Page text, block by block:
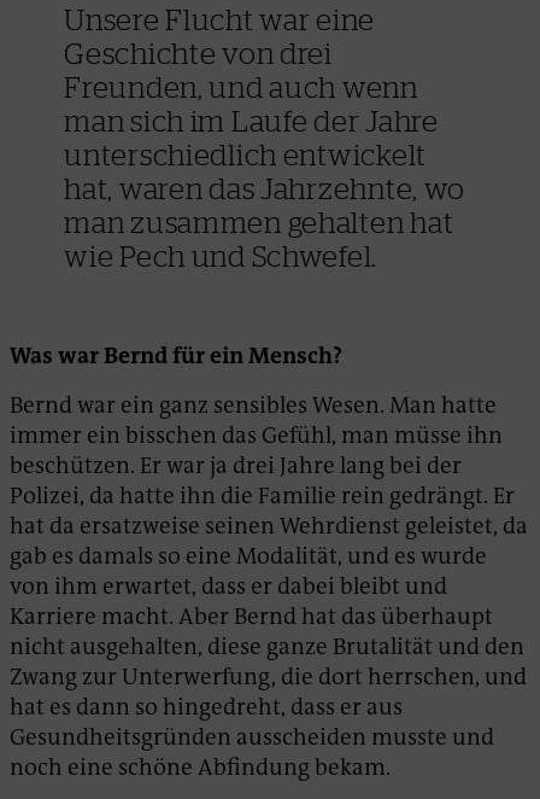
Unsere Flucht war eine
Geschichte von drei
Freunden, und auch wenn
man sich im Laufe der Jahre
unterschiedlich entwickelt
hat, waren das Jahrzehnte, wo
man zusammen gehalten hat
wie Pech und Schwefel.
Was war Bernd für ein Mensch?
Bernd war ein ganz sensibles Wesen. Man hatte
immer ein bisschen das Gefühl, man müsse ihn
beschützen. Er war ja drei Jahre lang bei der
Polizei, da hatte ihn die Familie rein gedrängt. Er
hat da ersatzweise seinen Wehrdienst geleistet, da
gab es damals so eine Modalität, und es wurde
von ihm erwartet, dass er dabei bleibt und
Karriere macht. Aber Bernd hat das überhaupt
nicht ausgehalten, diese ganze Brutalität und den
Zwang zur Unterwerfung, die dort herrschen, und
hat es dann so hingedreht, dass er aus
Gesundheitsgründen ausscheiden musste und
noch eine schöne Abfindung bekam.